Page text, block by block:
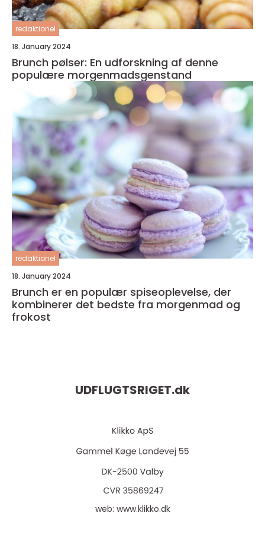
redaktionel
18. January 2024
Brunch pølser: En udforskning af denne
populære morgenmadsgenstand
redaktionel
18. January 2024
Brunch er en populær spiseoplevelse, der
kombinerer det bedste fra morgenmad og
frokost
UDFLUGTSRIGET.dk
web: www.klikko.dk